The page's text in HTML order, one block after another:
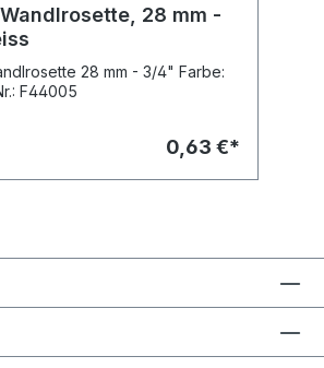
28 mm -
28 mm - 3/4" Farbe:
F44005
0,63 €*